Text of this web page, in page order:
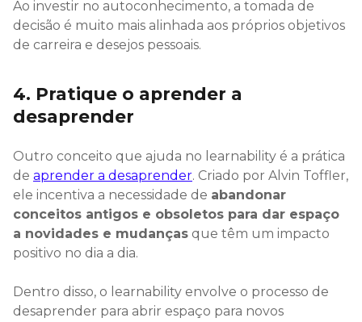
Ao investir no autoconhecimento, a tomada de
decisão é muito mais alinhada aos próprios objetivos
de carreira e desejos pessoais.
4. Pratique o aprender a
desaprender
Outro conceito que ajuda no learnability é a prática
de aprender a desaprender. Criado por Alvin Toffler,
ele incentiva a necessidade de abandonar
conceitos antigos e obsoletos para dar espaço
a novidades e mudanças que têm um impacto
positivo no dia a dia.
Dentro disso, o learnability envolve o processo de
desaprender para abrir espaço para novos